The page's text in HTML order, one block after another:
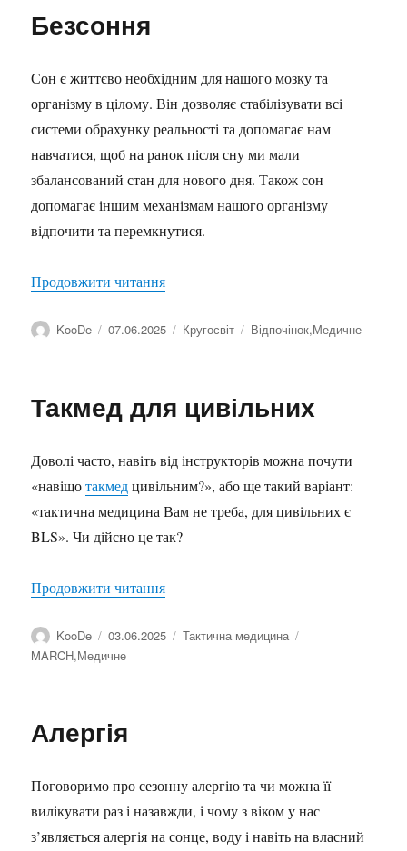
Безсоння
Сон є життєво необхідним для нашого мозку та
організму в цілому. Він дозволяє стабілізувати всі
системи обрахунку реальності та допомагає нам
навчатися, щоб на ранок після сну ми мали
збалансований стан для нового дня. Також сон
допомагає іншим механізмам нашого організму
відпочити та перемкнутися.
Продовжити читання“Безсоння”
Автор
KooDe Оприлюднено
07.06.2025 Категорії
Кругосвіт Позначки
Відпочінок,Медичне
Такмед для цивільних
Доволі часто, навіть від інструкторів можна почути
«навіщотакмедцивільним?», або ще такий варіант:
«тактична медицина Вам не треба, для цивільних є
BLS». Чи дійсно це так?
Продовжити читання“Такмед для цивільних”
Автор
KooDe Оприлюднено
03.06.2025 Категорії
Тактична медицина
MARCH,Медичне
Алергія
Поговоримо про сезонну алергію та чи можна її
вилікувати раз і назавжди, і чому з віком у нас
з’являється алергія на сонце, воду і навіть на власний